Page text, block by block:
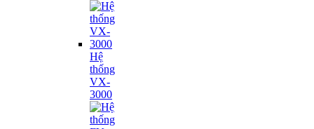
Hệ
thống
VX-
3000